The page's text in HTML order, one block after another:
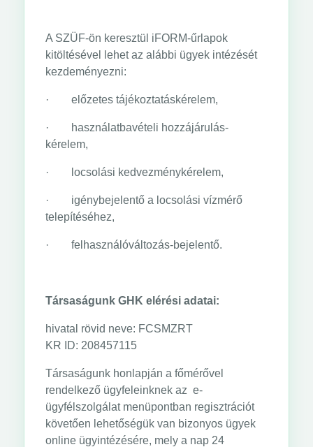
A SZÜF-ön keresztül iFORM-űrlapok
kitöltésével lehet az alábbi ügyek intézését
kezdeményezni:
· előzetes tájékoztatáskérelem,
· használatbavételi hozzájárulás-
kérelem,
· locsolási kedvezménykérelem,
· igénybejelentő a locsolási vízmérő
telepítéséhez,
· felhasználóváltozás-bejelentő.
Társaságunk GHK elérési adatai:
hivatal rövid neve: FCSMZRT
KR ID: 208457115
Társaságunk honlapján a főmérővel
rendelkező ügyfeleinknek az e-
ügyfélszolgálat menüpontban regisztrációt
követően lehetőségük van bizonyos ügyek
online ügyintézésére, mely a nap 24